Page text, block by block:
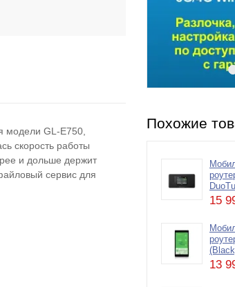
модели GL-E750,
скорость работы
и дольше держит
сервис для
Похожие
15
13